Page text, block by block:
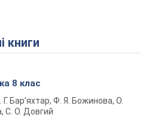
книги
8 клас
Г. Бар’яхтар, Ф. Я. Божинова, О.
С. О. Довгий